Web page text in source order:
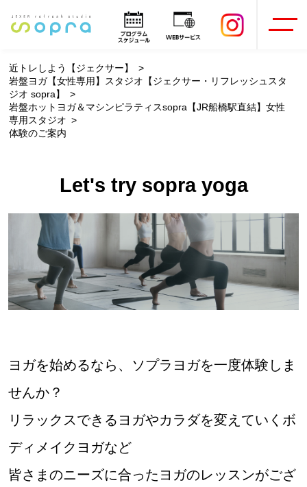
近トレしよう【ジェクサー】
岩盤ヨガ【女性専用】スタジオ【ジェクサー・リフレッシュスタ
ジオ sopra】
岩盤ホットヨガ＆マシンピラティスsopra【JR船橋駅直結】女性
専用スタジオ
体験のご案内
Let's try sopra yoga
ヨガを始めるなら、ソプラヨガを一度体験しま
せんか？
リラックスできるヨガやカラダを変えていくボ
ディメイクヨガなど
皆さまのニーズに合ったヨガのレッスンがござ